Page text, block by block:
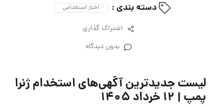
دسته بندی : اخبار استخدامی
اشتراک گذاری
بدون دیدگاه
لیست جدیدترین آگهی‌های استخدام ژنرا
پمپ | ۱۲ خرداد ۱۴۰۵